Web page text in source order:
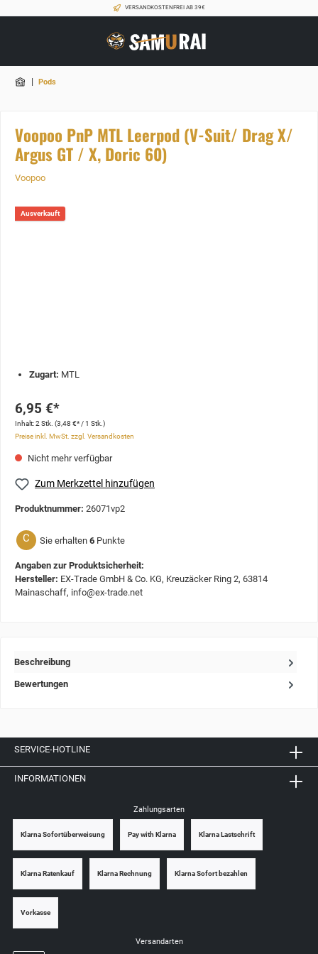
VERSANDKOSTENFREI AB 39€
| Pods
Voopoo PnP MTL Leerpod (V-Suit/ Drag X/
Argus GT / X, Doric 60)
Voopoo
Ausverkauft
Zugart: MTL
6,95 €*
Inhalt:2 Stk. (3,48 €* / 1 Stk.)
Preise inkl. MwSt. zzgl. Versandkosten
Nicht mehr verfügbar
Zum Merkzettel hinzufügen
Produktnummer: 26071vp2
C Sie erhalten 6 Punkte
Angaben zur Produktsicherheit:
Hersteller: EX-Trade GmbH & Co. KG, Kreuzäcker Ring 2, 63814
Mainaschaff, info@ex-trade.net
Beschreibung
Bewertungen
SERVICE-HOTLINE
INFORMATIONEN
Zahlungsarten
Klarna Sofortüberweisung Pay with Klarna Klarna Lastschrift
Klarna Ratenkauf Klarna Rechnung Klarna Sofort bezahlen
Vorkasse
Versandarten